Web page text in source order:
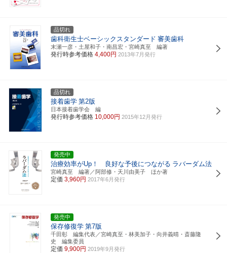
品切れ
歯科衛生士ベーシックスタンダード 審美歯科
末瀬一彦・土屋和子・南昌宏・宮崎真至 編著
発行時参考価格 4,400円 2013年7月発行
品切れ
接着歯学 第2版
日本接着歯学会 編
発行時参考価格 10,000円 2015年12月発行
発売中
治療効率がUp！ 良好な予後につながる ラバーダム法
宮崎真至 編著／阿部修・天川由美子 ほか著
定価 3,960円 2017年6月発行
発売中
保存修復学 第7版
千田彰 編集代表／宮崎真至・林美加子・向井義晴・斎藤隆
史 編集委員
定価 9,900円 2019年9月発行